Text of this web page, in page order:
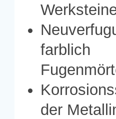
der